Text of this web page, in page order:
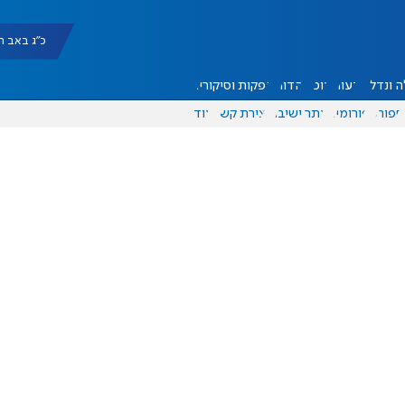
כ"ג באב תשפ"ו
ונדל"ן דעות אוכל יהדות הפקות וסיקורים
ספורט פורומים אתר ישיבה יצירת קשר עוד